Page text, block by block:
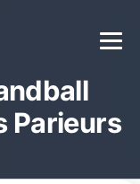
Parieurs